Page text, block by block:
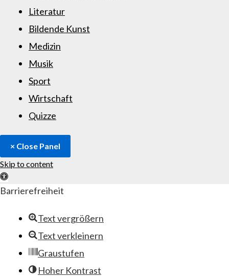
Literatur
Bildende Kunst
Medizin
Musik
Sport
Wirtschaft
Quizze
× Close Panel
Skip to content
Open toolbar
Barrierefreiheit
Text vergrößern
Text verkleinern
Graustufen
Hoher Kontrast